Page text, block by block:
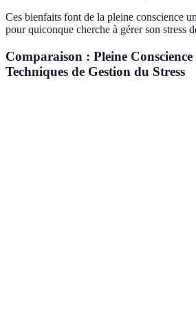
Ces bienfaits font de la pleine conscience
pour quiconque cherche à gérer son stress
Comparaison : Pleine
Techniques de Gestion du Stress